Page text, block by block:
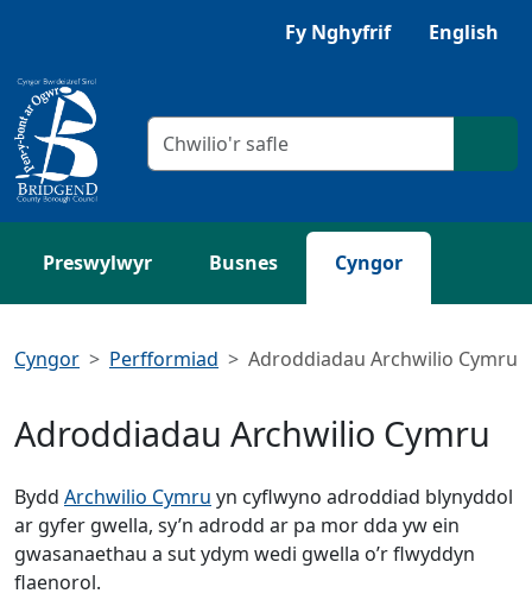
Gwrandewch gyda Browsealoud
Fy Nghyfrif English
Meini prawf chwilio
Preswylwyr Busnes Cyngor
Cyngor Perfformiad Adroddiadau Archwilio Cymru
Adroddiadau Archwilio Cymru
Bydd Archwilio Cymru yn cyflwyno adroddiad blynyddol
ar gyfer gwella, sy’n adrodd ar pa mor dda yw ein
gwasanaethau a sut ydym wedi gwella o’r flwyddyn
flaenorol.